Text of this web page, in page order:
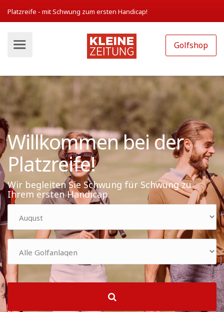
Platzreife - mit Schwung zum ersten Handicap!
Golfshop
Willkommen bei der
Platzreife!
Wir begleiten Sie Schwung für Schwung zu
Ihrem ersten Handicap.